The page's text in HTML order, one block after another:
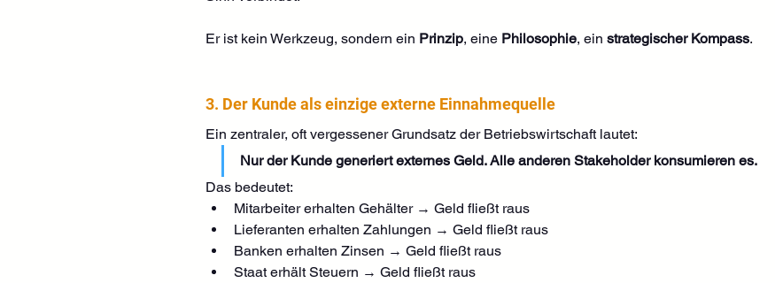
Er ist kein Werkzeug, sondern ein Prinzip, eine Philosophie, ein strategischer Kompass.
3. Der Kunde als einzige externe Einnahmequelle
Ein zentraler, oft vergessener Grundsatz der Betriebswirtschaft lautet:
Nur der Kunde generiert externes Geld. Alle anderen Stakeholder konsumieren es.
Das bedeutet:
Mitarbeiter erhalten Gehälter → Geld fließt raus
Lieferanten erhalten Zahlungen → Geld fließt raus
Banken erhalten Zinsen → Geld fließt raus
Staat erhält Steuern → Geld fließt raus